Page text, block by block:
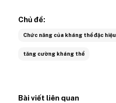
Chủ đề:
Chức năng của kháng thể đặc hiệu
tăng cường kháng thể
Bài viết liên quan